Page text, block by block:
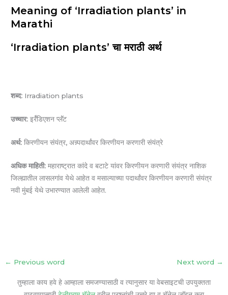
Meaning of ‘Irradiation plants’ in
Marathi
‘Irradiation plants’ चा मराठी अर्थ
शब्द: Irradiation plants
उच्चार: इर्रॅडिएशन प्लॅंट
अर्थ: किरणीयन संयंत्र, अन्न्पदार्थांवर किरणीयन करणारी संयंत्रे
अधिक माहिती: महाराष्ट्रात कांदे व बटाटे यांवर किरणीयन करणारी संयंत्र नाशिक
जिल्ह्यातील लासलगांव येथे आहेत व मसाल्याच्या पदार्थांवर किरणीयन करणारी संयंत्र
नवी मुंबई येथे उभारण्यात आलेली आहेत.
← Previous word Next word →
तुम्हाला काय हवे हे आम्हाला समजण्यासाठी व त्यानुसार या वेबसाइटची उपयुक्तता